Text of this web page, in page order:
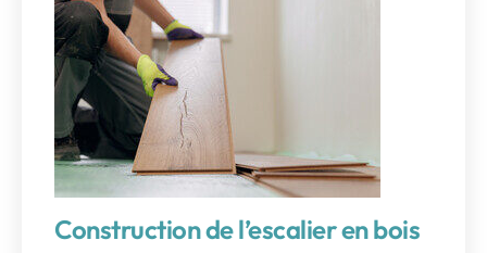
Construction de l’escalier en bois